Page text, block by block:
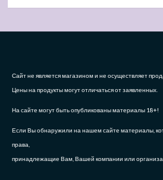
Сайт не является магазином и не осуществляет
Цены на продукты могут отличаться от заявленных.
На сайте могут быть опубликованы материалы 18+!
Если Вы обнаружили на нашем сайте материалы,
права,
принадлежащие Вам, Вашей компании или